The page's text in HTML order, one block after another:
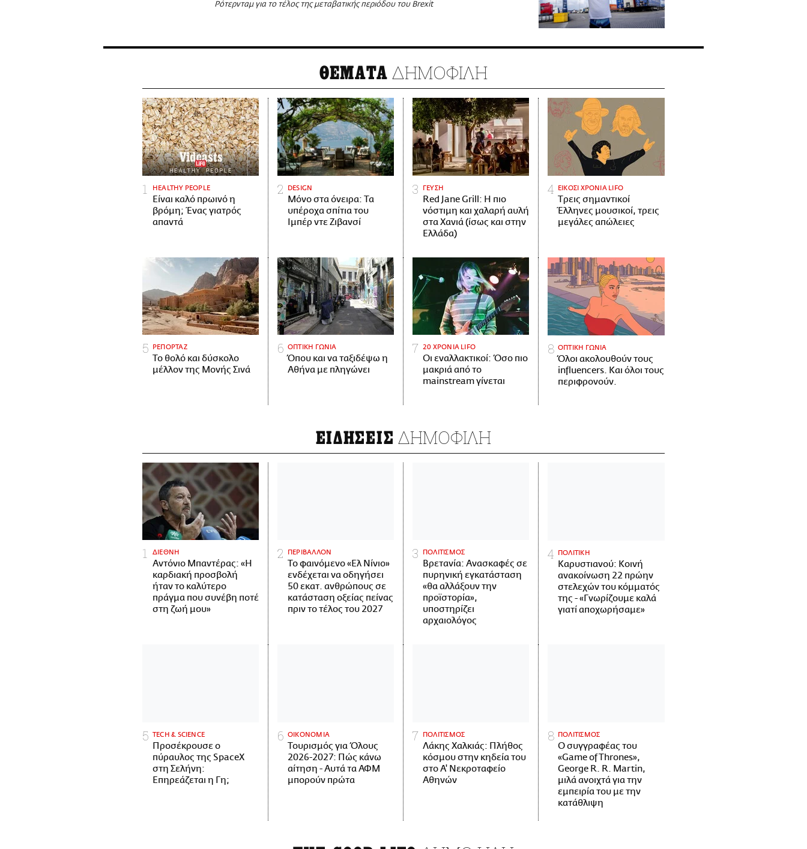
Ρότερνταμ για το τέλος της μεταβατικής περιόδου του Brexit
ΘΕΜΑΤΑ ΔΗΜΟΦΙΛΗ
HEALTHY PEOPLE
Είναι καλό πρωινό η
βρόμη; Ένας γιατρός
απαντά
DESIGN
Μόνο στα όνειρα: Τα
υπέροχα σπίτια του
Ιμπέρ ντε Ζιβανσί
ΓΕΥΣΗ
Red Jane Grill: Η πιο
νόστιμη και χαλαρή αυλή
στα Χανιά (ίσως και στην
Ελλάδα)
ΕΙΚΟΣΙ ΧΡΟΝΙΑ LIFO
Tρεις σημαντικοί
Έλληνες μουσικοί, τρεις
μεγάλες απώλειες
ΡΕΠΟΡΤΑΖ
Το θολό και δύσκολο
μέλλον της Μονής Σινά
ΟΠΤΙΚΗ ΓΩΝΙΑ
Όπου και να ταξιδέψω η
Αθήνα με πληγώνει
20 ΧΡΟΝΙΑ LIFO
Οι εναλλακτικοί: Όσο πιο
μακριά από το
mainstream γίνεται
ΟΠΤΙΚΗ ΓΩΝΙΑ
Όλοι ακολουθούν τους
influencers. Και όλοι τους
περιφρονούν.
ΕΙΔΗΣΕΙΣ ΔΗΜΟΦΙΛΗ
ΔΙΕΘΝΗ
Αντόνιο Μπαντέρας: «Η
καρδιακή προσβολή
ήταν το καλύτερο
πράγμα που συνέβη ποτέ
στη ζωή μου»
ΠΕΡΙΒΑΛΛΟΝ
Το φαινόμενο «Ελ Νίνιο»
ενδέχεται να οδηγήσει
50 εκατ. ανθρώπους σε
κατάσταση οξείας πείνας
πριν το τέλος του 2027
ΠΟΛΙΤΙΣΜΟΣ
Βρετανία: Ανασκαφές σε
πυρηνική εγκατάσταση
«θα αλλάξουν την
προϊστορία»,
υποστηρίζει
αρχαιολόγος
ΠΟΛΙΤΙΚΗ
Καρυστιανού: Κοινή
ανακοίνωση 22 πρώην
στελεχών του κόμματός
της - «Γνωρίζουμε καλά
γιατί αποχωρήσαμε»
ΤECH & SCIENCE
Προσέκρουσε ο
πύραυλος της SpaceX
στη Σελήνη:
Επηρεάζεται η Γη;
ΟΙΚΟΝΟΜΙΑ
Τουρισμός για Όλους
2026-2027: Πώς κάνω
αίτηση - Αυτά τα ΑΦΜ
μπορούν πρώτα
ΠΟΛΙΤΙΣΜΟΣ
Λάκης Χαλκιάς: Πλήθος
κόσμου στην κηδεία του
στο Α' Νεκροταφείο
Αθηνών
ΠΟΛΙΤΙΣΜΟΣ
Ο συγγραφέας του
«Game of Thrones»,
George R. R. Martin,
μιλά ανοιχτά για την
εμπειρία του με την
κατάθλιψη